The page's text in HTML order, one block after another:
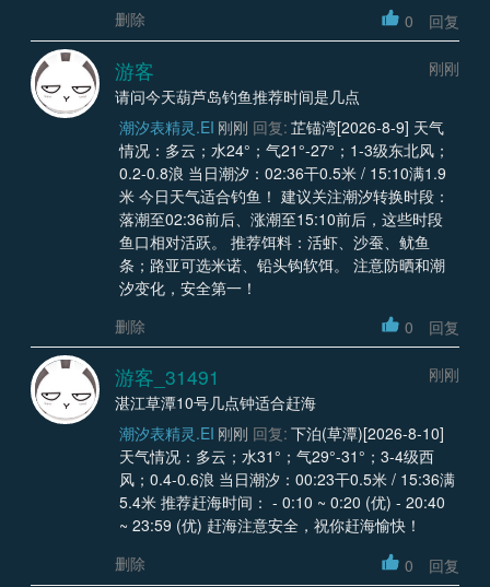
删除 0 回复
游客
刚刚
请问今天葫芦岛钓鱼推荐时间是几点
潮汐表精灵.EI 刚刚 回复: 芷锚湾[2026-8-9] 天气
情况：多云；水24°；气21°-27°；1-3级东北风；
0.2-0.8浪 当日潮汐：02:36干0.5米 / 15:10满1.9
米 今日天气适合钓鱼！ 建议关注潮汐转换时段：
落潮至02:36前后、涨潮至15:10前后，这些时段
鱼口相对活跃。 推荐饵料：活虾、沙蚕、鱿鱼
条；路亚可选米诺、铅头钩软饵。 注意防晒和潮
汐变化，安全第一！
删除
0 回复
游客_31491
刚刚
湛江草潭10号几点钟适合赶海
潮汐表精灵.EI 刚刚 回复: 下泊(草潭)[2026-8-10]
天气情况：多云；水31°；气29°-31°；3-4级西
风；0.4-0.6浪 当日潮汐：00:23干0.5米 / 15:36满
5.4米 推荐赶海时间： - 0:10 ~ 0:20 (优) - 20:40
~ 23:59 (优) 赶海注意安全，祝你赶海愉快！
删除
0 回复